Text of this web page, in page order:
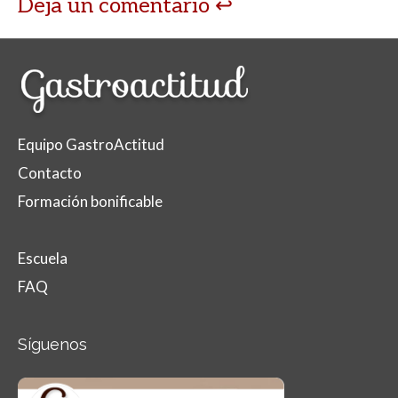
Deja un comentario
Equipo GastroActitud
Contacto
Formación bonificable
Escuela
FAQ
Síguenos